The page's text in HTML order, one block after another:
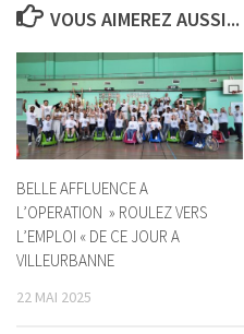
VOUS AIMEREZ AUSSI...
BELLE AFFLUENCE A
L’OPERATION » ROULEZ VERS
L’EMPLOI « DE CE JOUR A
VILLEURBANNE
22 MAI 2025